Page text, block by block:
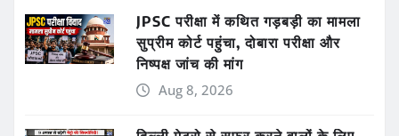
JPSC परीक्षा में कथित गड़बड़ी का मामला
सुप्रीम कोर्ट पहुंचा, दोबारा परीक्षा और
निष्पक्ष जांच की मांग
Aug 8, 2026